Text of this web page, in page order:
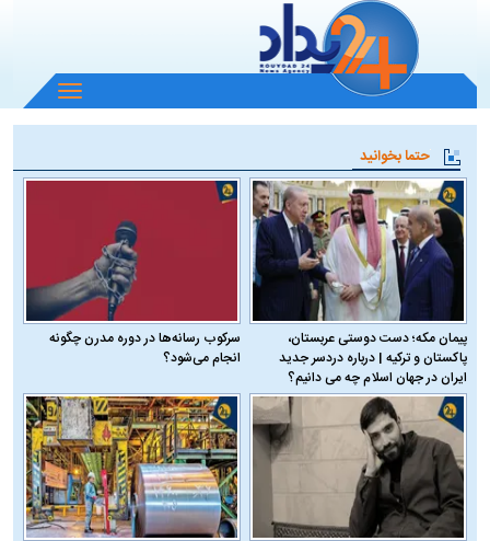
باز
و
منو
حتما بخوانید
پیمان مکه؛ دست دوستی عربستان،
پاکستان و ترکیه | درباره دردسر جدید
ایران در جهان اسلام چه می دانیم؟
سرکوب رسانه‌ها در دوره مدرن چگونه
انجام می‌شود؟